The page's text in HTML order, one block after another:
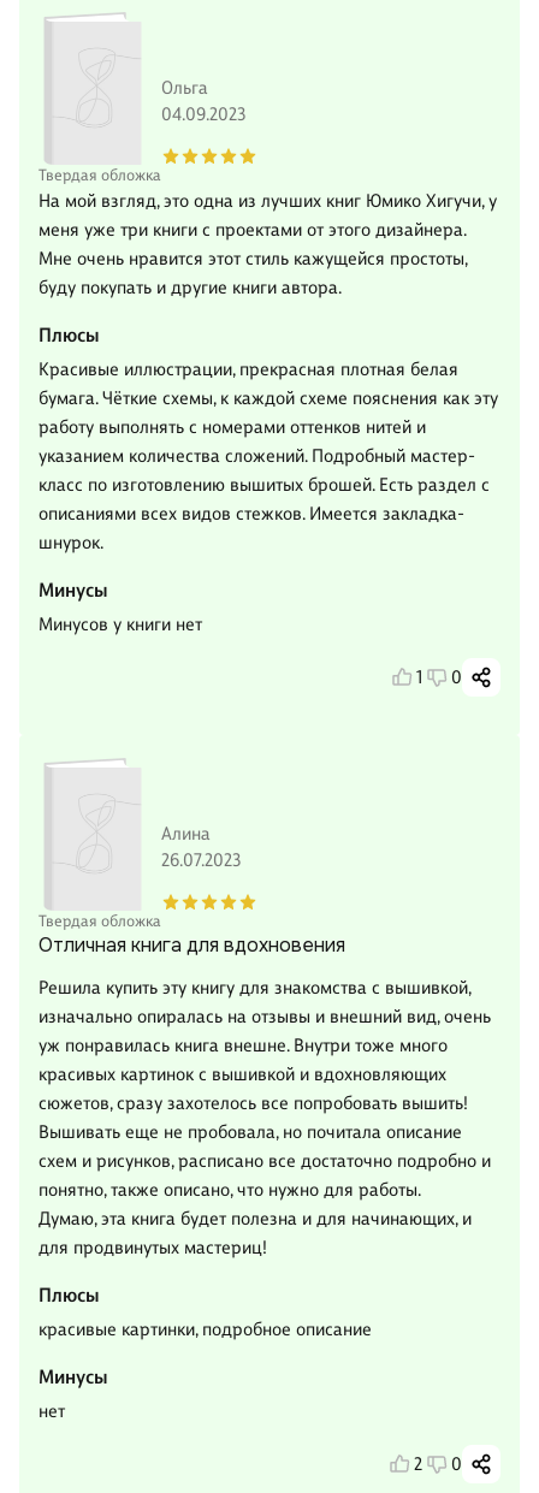
Твердая обложка
Ольга
04.09.2023
На мой взгляд, это одна из лучших книг Юмико Хигучи, у
меня уже три книги с проектами от этого дизайнера.
Мне очень нравится этот стиль кажущейся простоты,
буду покупать и другие книги автора.
Плюсы
Красивые иллюстрации, прекрасная плотная белая
бумага. Чёткие схемы, к каждой схеме пояснения как эту
работу выполнять с номерами оттенков нитей и
указанием количества сложений. Подробный мастер-
класс по изготовлению вышитых брошей. Есть раздел с
описаниями всех видов стежков. Имеется закладка-
шнурок.
Минусы
Минусов у книги нет
1 0
Твердая обложка
Алина
26.07.2023
Отличная книга для вдохновения
Решила купить эту книгу для знакомства с вышивкой,
изначально опиралась на отзывы и внешний вид, очень
уж понравилась книга внешне. Внутри тоже много
красивых картинок с вышивкой и вдохновляющих
сюжетов, сразу захотелось все попробовать вышить!
Вышивать еще не пробовала, но почитала описание
схем и рисунков, расписано все достаточно подробно и
понятно, также описано, что нужно для работы.
Думаю, эта книга будет полезна и для начинающих, и
для продвинутых мастериц!
Плюсы
красивые картинки, подробное описание
Минусы
нет
2 0